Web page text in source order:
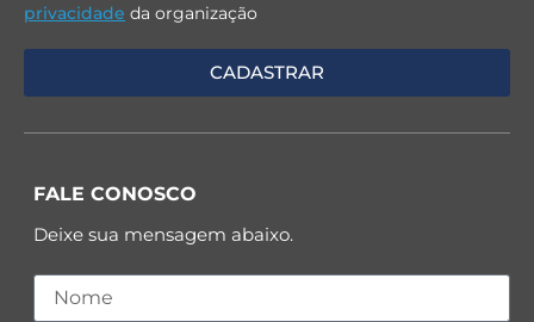
privacidade da organização
FALE CONOSCO
Deixe sua mensagem abaixo.